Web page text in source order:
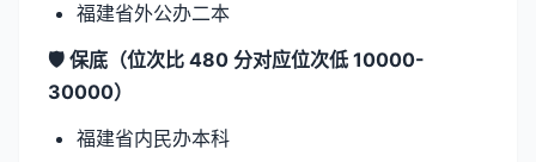
福建省外公办二本
🛡️ 保底（位次比 480 分对应位次低 10000-
30000）
福建省内民办本科